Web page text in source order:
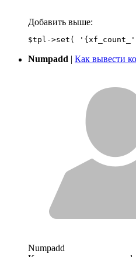
Добавить выше:
Numpadd Как вывести
Numpadd